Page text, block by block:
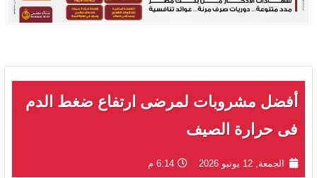
أفضل مشروبات لمرضى ارتفاع ضغط الدم
فى حرارة الصيف
الجمعة, 12 يونيو 2026 6:14 م